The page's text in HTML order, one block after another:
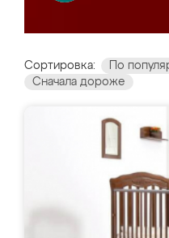
Сортировка: По
Сначала дороже